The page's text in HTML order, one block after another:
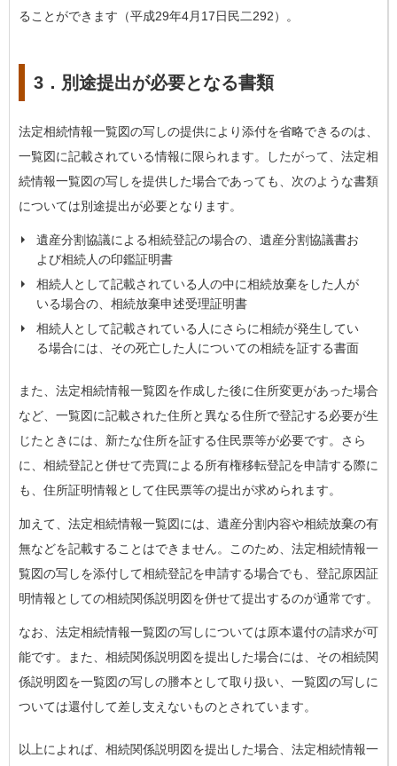
ることができます（平成29年4月17日民二292）。
3．別途提出が必要となる書類
法定相続情報一覧図の写しの提供により添付を省略できるのは、
一覧図に記載されている情報に限られます。したがって、法定相
続情報一覧図の写しを提供した場合であっても、次のような書類
については別途提出が必要となります。
遺産分割協議による相続登記の場合の、遺産分割協議書お
よび相続人の印鑑証明書
相続人として記載されている人の中に相続放棄をした人が
いる場合の、相続放棄申述受理証明書
相続人として記載されている人にさらに相続が発生してい
る場合には、その死亡した人についての相続を証する書面
また、法定相続情報一覧図を作成した後に住所変更があった場合
など、一覧図に記載された住所と異なる住所で登記する必要が生
じたときには、新たな住所を証する住民票等が必要です。さら
に、相続登記と併せて売買による所有権移転登記を申請する際に
も、住所証明情報として住民票等の提出が求められます。
加えて、法定相続情報一覧図には、遺産分割内容や相続放棄の有
無などを記載することはできません。このため、法定相続情報一
覧図の写しを添付して相続登記を申請する場合でも、登記原因証
明情報としての相続関係説明図を併せて提出するのが通常です。
なお、法定相続情報一覧図の写しについては原本還付の請求が可
能です。また、相続関係説明図を提出した場合には、その相続関
係説明図を一覧図の写しの謄本として取り扱い、一覧図の写しに
ついては還付して差し支えないものとされています。
以上によれば、相続関係説明図を提出した場合、法定相続情報一